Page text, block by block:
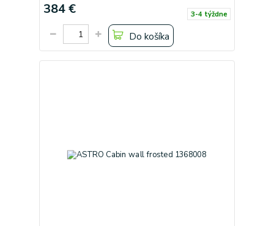
384 € 3-4 týždne
Do košíka